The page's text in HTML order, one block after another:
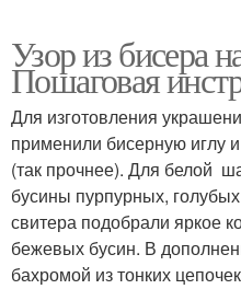
Узор из бисера
Пошаговая
Для изготовления
применили бисерную иглу
(так прочнее). Для белой
бусины пурпурных,
свитера подобрали яркое
бежевых бусин. В
бахромой из тонких